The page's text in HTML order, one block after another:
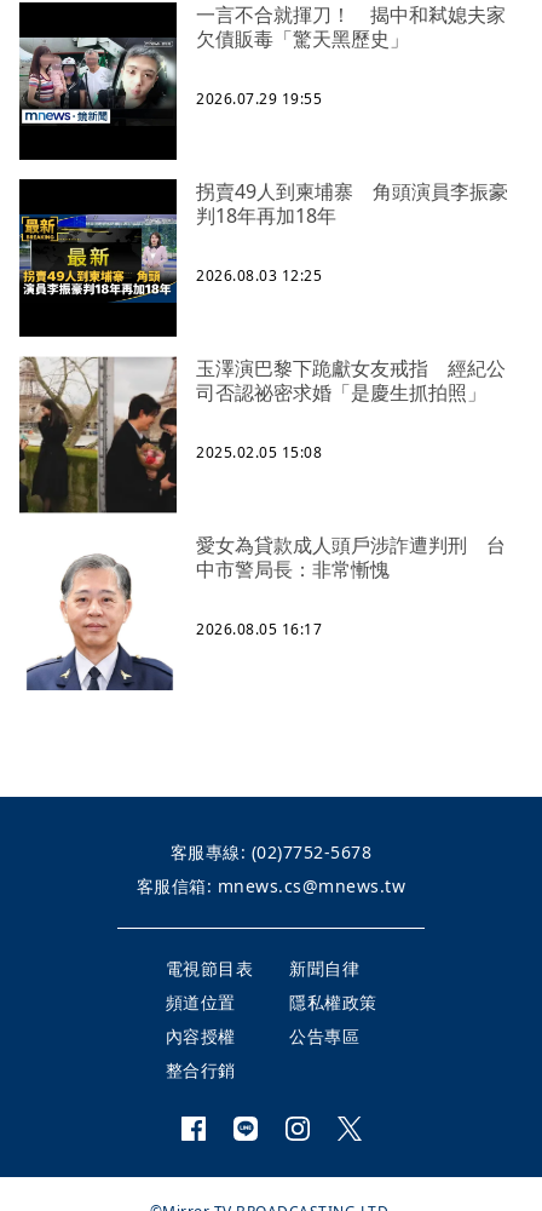
一言不合就揮刀！ 揭中和弒媳夫家
欠債販毒「驚天黑歷史」
2026.07.29 19:55
拐賣49人到柬埔寨 角頭演員李振豪
判18年再加18年
2026.08.03 12:25
玉澤演巴黎下跪獻女友戒指 經紀公
司否認祕密求婚「是慶生抓拍照」
2025.02.05 15:08
愛女為貸款成人頭戶涉詐遭判刑 台
中市警局長：非常慚愧
2026.08.05 16:17
客服專線: (02)7752-5678
客服信箱: mnews.cs@mnews.tw
電視節目表
新聞自律
頻道位置
隱私權政策
內容授權
公告專區
整合行銷